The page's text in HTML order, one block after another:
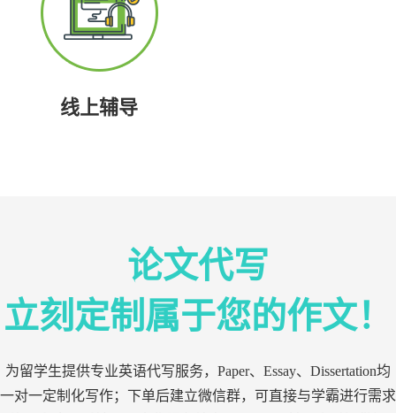
线上辅导
论文代写
立刻定制属于您的作文！
为留学生提供专业英语代写服务，Paper、Essay、Dissertation均
一对一定制化写作；下单后建立微信群，可直接与学霸进行需求